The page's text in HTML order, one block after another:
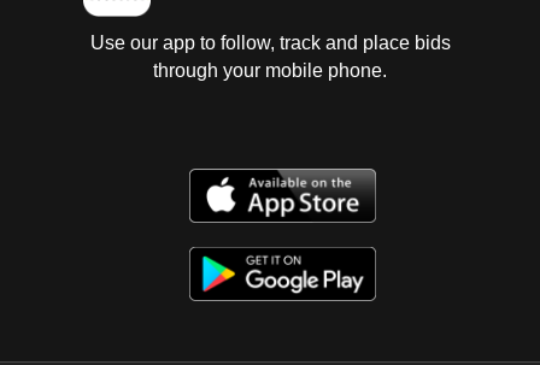
Use our app to follow, track and place bids
through your mobile phone.